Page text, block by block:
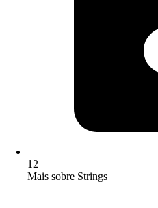
12
Mais sobre Strings